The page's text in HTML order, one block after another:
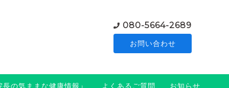
080-5664-2689
お問い合わせ
の気ままな健康情報』 よくあるご質問
お知らせ